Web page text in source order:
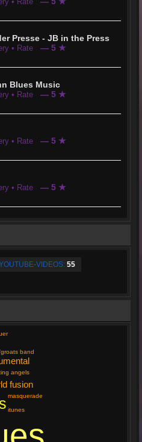
Presse - JB in the Press
• Rate — 5 ★
Blues Music
• Rate — 5 ★
• Rate — 5 ★
• Rate — 5 ★
VIDEOS: 55
fusion
angels
band
itunes
masquerade